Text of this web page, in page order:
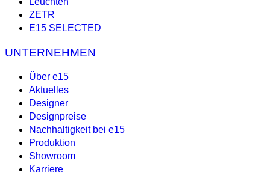
ZETR
E15 SELECTED
UNTERNEHMEN
Über e15
Aktuelles
Designer
Designpreise
Nachhaltigkeit bei e15
Produktion
Showroom
Karriere